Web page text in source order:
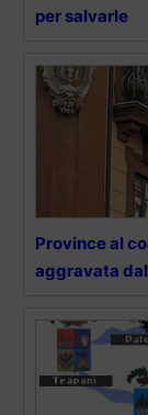
per salvarle
Province al
aggravata